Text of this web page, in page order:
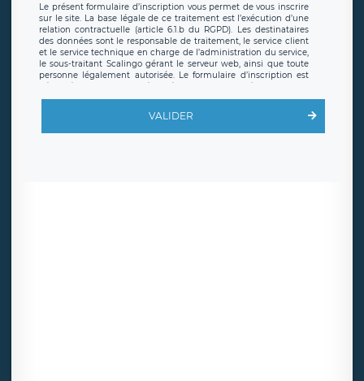
Le présent formulaire d’inscription vous permet de vous inscrire
sur le site. La base légale de ce traitement est l’exécution d’une
relation contractuelle (article 6.1.b du RGPD). Les destinataires
des données sont le responsable de traitement, le service client
et le service technique en charge de l’administration du service,
le sous-traitant Scalingo gérant le serveur web, ainsi que toute
personne légalement autorisée. Le formulaire d’inscription est
hébergé sur un serveur hébergé par Scalingo, basé en France et
offrant desclauses de protection conformes au RGPD. Les
en sollicite la suppression, étant entendu que vous pouvez
demander la suppression de vos données et retirer votre
VALIDER